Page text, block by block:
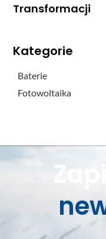
Transformacji
Kategorie
Baterie
Fotowoltaika